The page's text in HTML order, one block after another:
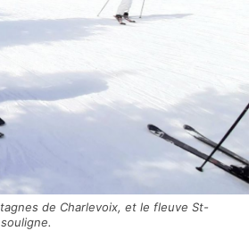
de Charlevoix, et le fleuve St-